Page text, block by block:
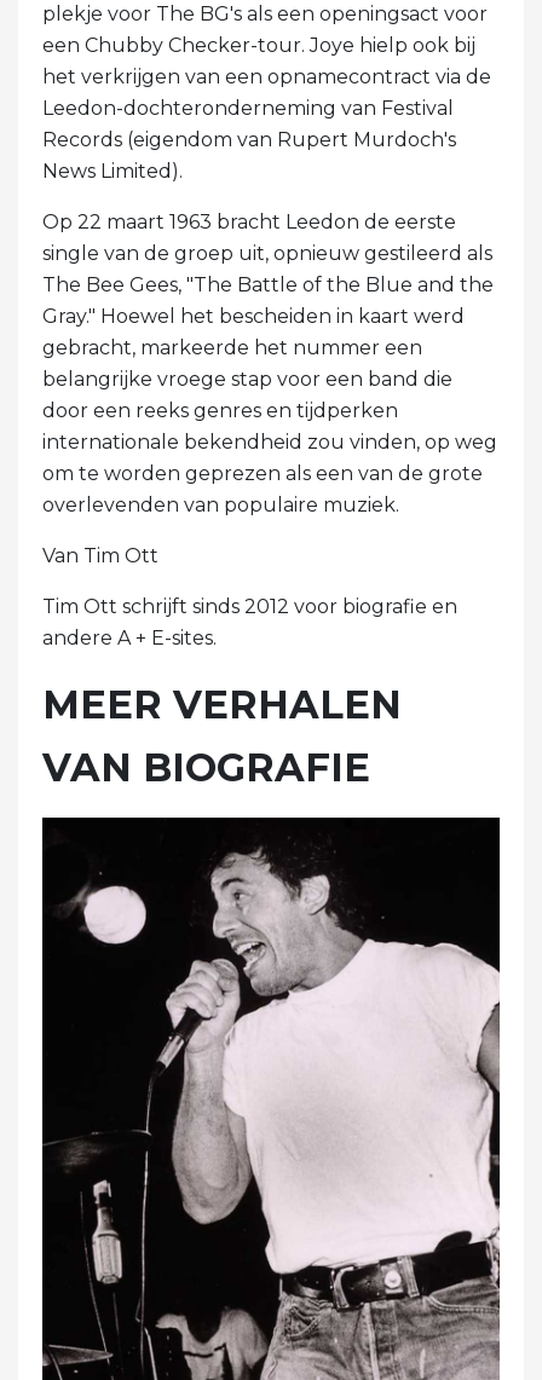
plekje voor The BG's als een openingsact voor
een Chubby Checker-tour. Joye hielp ook bij
het verkrijgen van een opnamecontract via de
Leedon-dochteronderneming van Festival
Records (eigendom van Rupert Murdoch's
News Limited).
Op 22 maart 1963 bracht Leedon de eerste
single van de groep uit, opnieuw gestileerd als
The Bee Gees, "The Battle of the Blue and the
Gray." Hoewel het bescheiden in kaart werd
gebracht, markeerde het nummer een
belangrijke vroege stap voor een band die
door een reeks genres en tijdperken
internationale bekendheid zou vinden, op weg
om te worden geprezen als een van de grote
overlevenden van populaire muziek.
Van Tim Ott
Tim Ott schrijft sinds 2012 voor biografie en
andere A + E-sites.
MEER VERHALEN
VAN BIOGRAFIE